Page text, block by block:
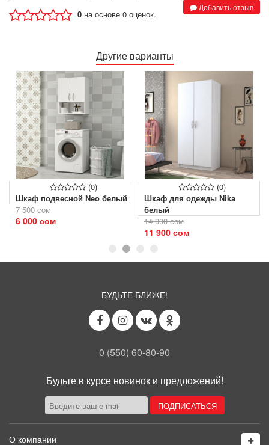
Добавить отзыв
0 на основе 0 оценок.
Другие варианты
(0)
Шкаф подвесной Neo белый
7 500 сом
6 000 сом
(0)
Шкаф для одежды Nika
белый
14 000 сом
11 900 сом
БУДЬТЕ БЛИЖЕ!
0 (550) 60-80-90
Будьте в курсе новинок и предложений!
О компании